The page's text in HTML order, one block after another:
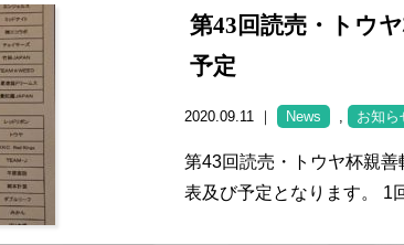
第43回読売・トウ
予定
2020.09.11 ｜ News お知ら
第43回読売・トウヤ杯親
表及び予定となります。